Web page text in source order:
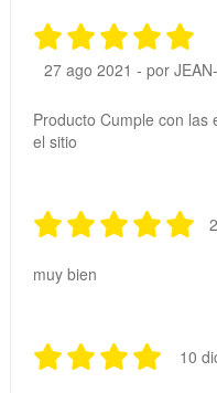
27 ago 2021 - por
Producto Cumple con las
el sitio
muy bien
10